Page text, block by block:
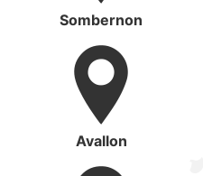
Sombernon
Avallon